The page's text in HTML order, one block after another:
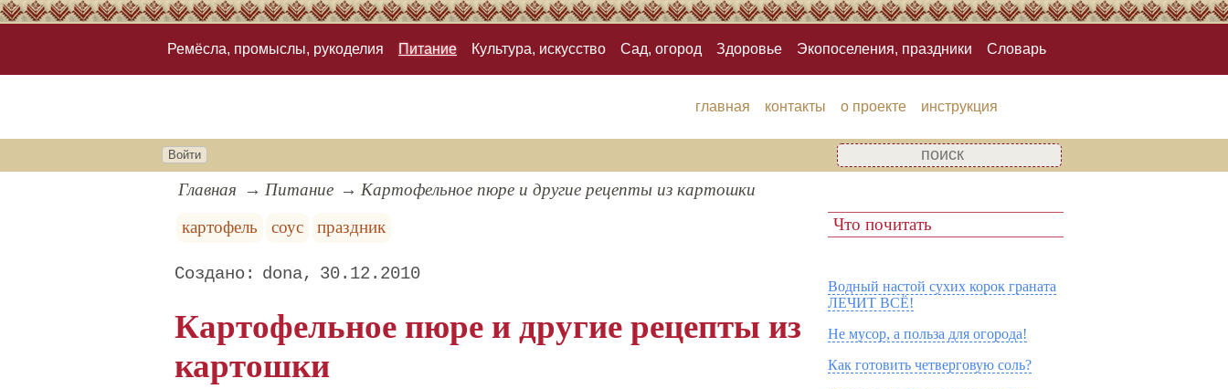
Ремёсла, промыслы, рукоделия Питание Культура, искусство Сад, огород Здоровье Экопоселения, праздники Словарь
главная контакты о проекте инструкция
Войти
Главная Питание
Картофельное пюре и другие рецепты из картошки
картофель
соус праздник
dona 30.12.2010
Картофельное пюре и другие рецепты из
картошки
Что почитать
Водный настой сухих корок граната
ЛЕЧИТ ВСЁ!
Не мусор, а польза для огорода!
Как готовить четверговую соль?